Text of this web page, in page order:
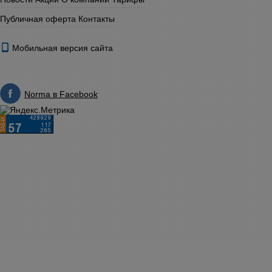
Публичная оферта Контакты
Мобильная версия сайта
Norma в Facebook